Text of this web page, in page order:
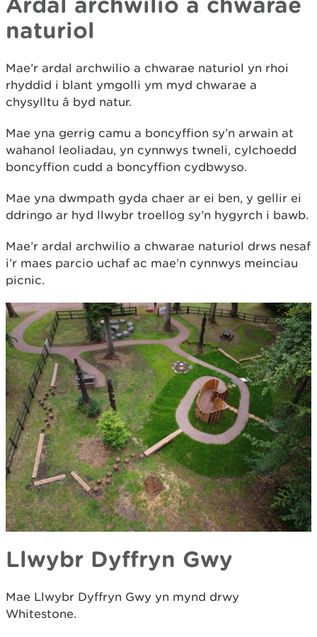
naturiol
Mae’r ardal archwilio a chwarae naturiol yn rhoi
rhyddid i blant ymgolli ym myd chwarae a
chysylltu â byd natur.
Mae yna gerrig camu a boncyffion sy’n arwain at
wahanol leoliadau, yn cynnwys twneli, cylchoedd
boncyffion cudd a boncyffion cydbwyso.
Mae yna dwmpath gyda chaer ar ei ben, y gellir ei
ddringo ar hyd llwybr troellog sy’n hygyrch i bawb.
Mae’r ardal archwilio a chwarae naturiol drws nesaf
i’r maes parcio uchaf ac mae’n cynnwys meinciau
picnic.
Llwybr Dyffryn Gwy
Mae Llwybr Dyffryn Gwy yn mynd drwy
Whitestone.